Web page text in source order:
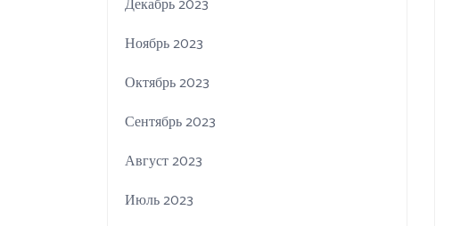
Декабрь 2023
Ноябрь 2023
Октябрь 2023
Сентябрь 2023
Август 2023
Июль 2023